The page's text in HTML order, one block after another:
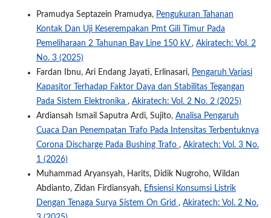
Pramudya Septazein Pramudya, Pengukuran Tahanan
Kontak Dan Uji Keserempakan Pmt Gili Timur Pada
Pemeliharaan 2 Tahunan Bay Line 150 kV , Akiratech: Vol. 2
No. 3 (2025)
Fardan Ibnu, Ari Endang Jayati, Erlinasari, Pengaruh Variasi
Kapasitor Terhadap Faktor Daya dan Stabilitas Tegangan
Pada Sistem Elektronika , Akiratech: Vol. 2 No. 2 (2025)
Ardiansah Ismail Saputra Ardi, Sujito, Analisa Pengaruh
Cuaca Dan Penempatan Trafo Pada Intensitas Terbentuknya
Corona Discharge Pada Bushing Trafo , Akiratech: Vol. 3 No.
1 (2026)
Muhammad Aryansyah, Harits, Didik Nugroho, Wildan
Abdianto, Zidan Firdiansyah, Efisiensi Konsumsi Listrik
Dengan Tenaga Surya Sistem On Grid , Akiratech: Vol. 2 No.